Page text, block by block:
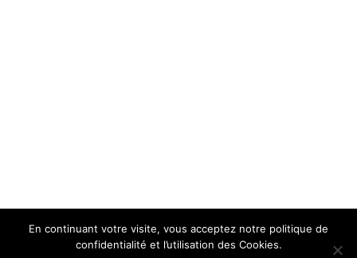
En continuant votre visite, vous acceptez notre politique de
confidentialité et l’utilisation des Cookies.